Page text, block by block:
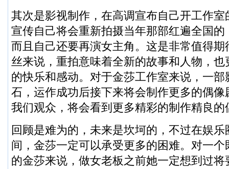
其次是影视制作，在高调宣布自己开工作
宣传自己将会重新拍摄当年那部红遍全国
而且自己还要再演女主角。这是非常值得
丝来说，重拍意味着全新的故事和人物，
的快乐和感动。对于金莎工作室来说，一
石，运作成功后接下来将会制作更多的偶
我们观众，将会看到更多精彩的制作精良的
回顾是难为的，未来是坎坷的，不过在娱
间，金莎一定可以承受更多的困难。对一
的金莎来说，做女老板之前她一定想到过